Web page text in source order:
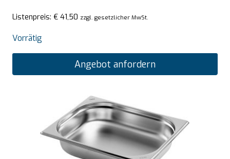
Listenpreis: € 41,50 zzgl. gesetzlicher MwSt.
Vorrätig
Angebot anfordern